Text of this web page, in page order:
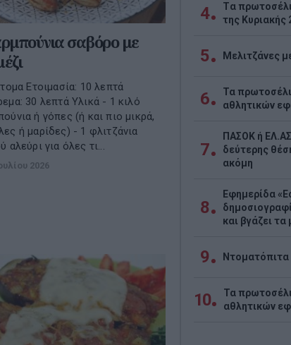
σαβόρο με
Ετοιμασία: 10 λεπτά
30 λεπτά Υλικά - 1 κιλό
ή γόπες (ή και πιο μικρά,
ή μαρίδες) - 1 φλιτζάνια
αλεύρι για όλες τι...
2026
4
Tα
της Κυριακής
5 Μελιτζάνες
6
Τα
αθλητικών
7
ΠΑΣΟΚ ή
δεύτερης
ακόμη
8
Εφημερίδα
και βγάζει τα
9 Ντοματόπιτα
10
Τα
αθλητικών